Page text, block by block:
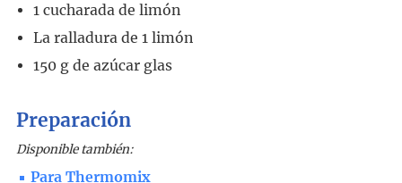
1 cucharada de limón
La ralladura de 1 limón
150 g de azúcar glas
Preparación
Disponible también:
Para Thermomix